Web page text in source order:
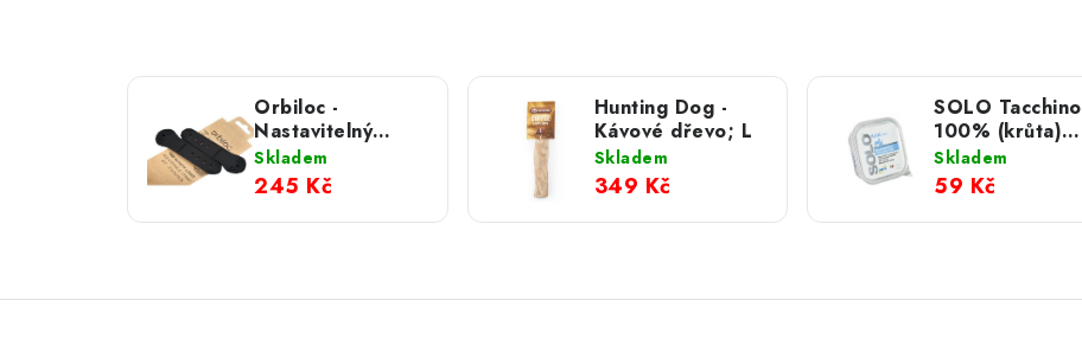
Orbiloc -
Nastavitelný
pásek 2 ks
Skladem
245 Kč
Hunting Dog -
Kávové dřevo; L
Skladem
349 Kč
SOLO Tacchino
100% (krůta)
vanička; 100 g
Skladem
59 Kč